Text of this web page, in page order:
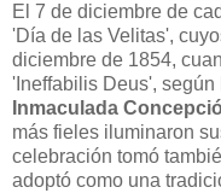
El 7 de diciembre de
'Día de las Velitas',
diciembre de 1854,
'Ineffabilis Deus',
Inmaculada
más fieles iluminaron
celebración tomó
adoptó como una